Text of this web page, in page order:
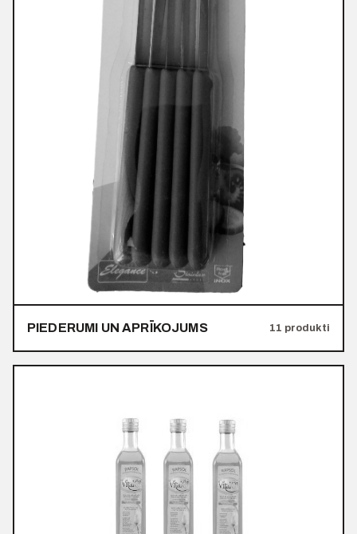
PIEDERUMI UN APRĪKOJUMS 11 produkti